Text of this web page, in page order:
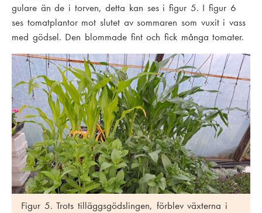
gulare än de i torven, detta kan ses i figur 5. I figur 6
ses tomatplantor mot slutet av sommaren som vuxit i vass
med gödsel. Den blommade fint och fick många tomater.
Figur 5. Trots tilläggsgödslingen, förblev växterna i